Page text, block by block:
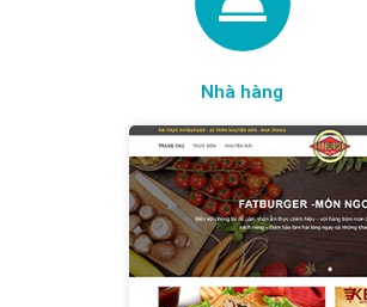
Nhà hàng